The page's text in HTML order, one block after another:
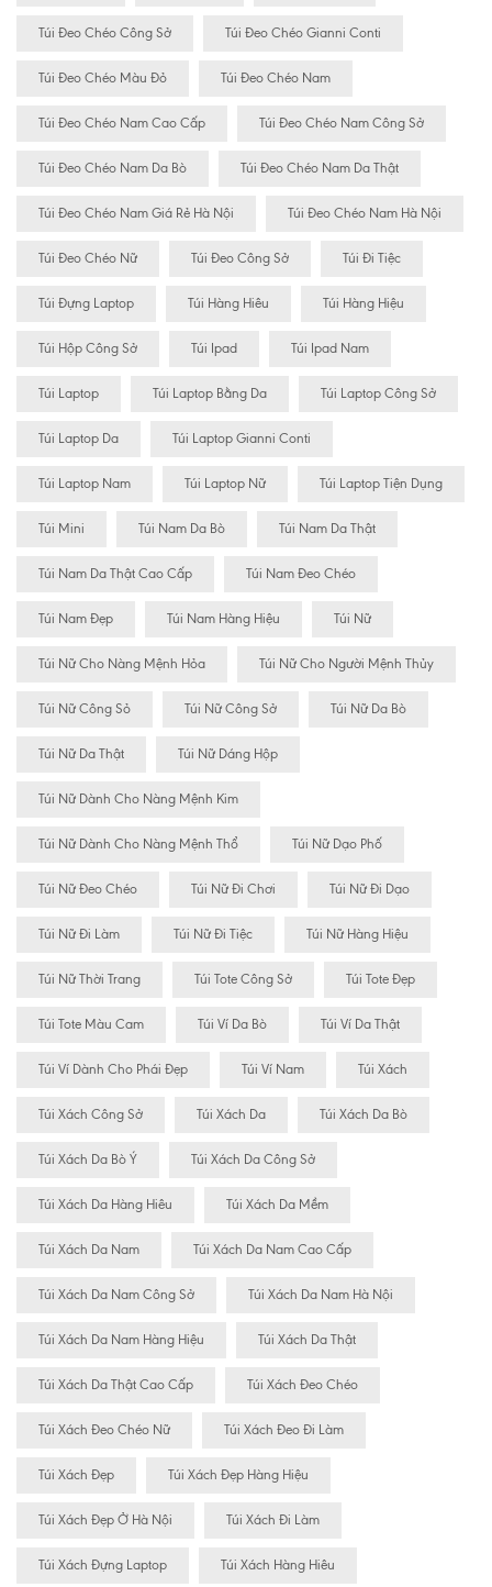
Túi Đeo Chéo Công Sở Túi Đeo Chéo Gianni Conti
Túi Đeo Chéo Màu Đỏ Túi Đeo Chéo Nam
Túi Đeo Chéo Nam Cao Cấp Túi Đeo Chéo Nam Công Sở
Túi Đeo Chéo Nam Da Bò Túi Đeo Chéo Nam Da Thật
Túi Đeo Chéo Nam Giá Rẻ Hà Nội Túi Đeo Chéo Nam Hà Nội
Túi Đeo Chéo Nữ Túi Đeo Công Sở Túi Đi Tiệc
Túi Đựng Laptop Túi Hàng Hiêu Túi Hàng Hiệu
Túi Hộp Công Sở Túi Ipad Túi Ipad Nam
Túi Laptop Túi Laptop Bằng Da Túi Laptop Công Sở
Túi Laptop Da Túi Laptop Gianni Conti
Túi Laptop Nam Túi Laptop Nữ Túi Laptop Tiện Dụng
Túi Mini Túi Nam Da Bò Túi Nam Da Thật
Túi Nam Da Thật Cao Cấp Túi Nam Đeo Chéo
Túi Nam Đẹp Túi Nam Hàng Hiệu Túi Nữ
Túi Nữ Cho Nàng Mệnh Hỏa Túi Nữ Cho Người Mệnh Thủy
Túi Nữ Công Sỏ Túi Nữ Công Sở Túi Nữ Da Bò
Túi Nữ Da Thật Túi Nữ Dáng Hộp
Túi Nữ Dành Cho Nàng Mệnh Kim
Túi Nữ Dành Cho Nàng Mệnh Thổ Túi Nữ Dạo Phố
Túi Nữ Đeo Chéo Túi Nữ Đi Chơi Túi Nữ Đi Dạo
Túi Nữ Đi Làm Túi Nữ Đi Tiệc Túi Nữ Hàng Hiệu
Túi Nữ Thời Trang Túi Tote Công Sở Túi Tote Đẹp
Túi Tote Màu Cam Túi Ví Da Bò Túi Ví Da Thật
Túi Ví Dành Cho Phái Đẹp Túi Ví Nam Túi Xách
Túi Xách Công Sở Túi Xách Da Túi Xách Da Bò
Túi Xách Da Bò Ý Túi Xách Da Công Sở
Túi Xách Da Hàng Hiêu Túi Xách Da Mềm
Túi Xách Da Nam Túi Xách Da Nam Cao Cấp
Túi Xách Da Nam Công Sở Túi Xách Da Nam Hà Nội
Túi Xách Da Nam Hàng Hiệu Túi Xách Da Thật
Túi Xách Da Thật Cao Cấp Túi Xách Đeo Chéo
Túi Xách Đeo Chéo Nữ Túi Xách Đeo Đi Làm
Túi Xách Đẹp Túi Xách Đẹp Hàng Hiệu
Túi Xách Đẹp Ở Hà Nội Túi Xách Đi Làm
Túi Xách Đựng Laptop Túi Xách Hàng Hiêu